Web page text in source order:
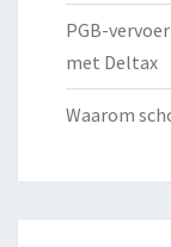
PGB-
met Deltax
Waarom